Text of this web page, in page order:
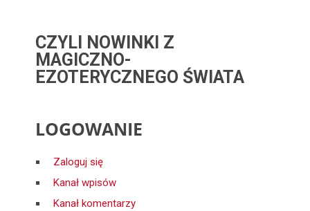
CZYLI NOWINKI Z
MAGICZNO-
EZOTERYCZNEGO ŚWIATA
LOGOWANIE
Zaloguj się
Kanał wpisów
Kanał komentarzy